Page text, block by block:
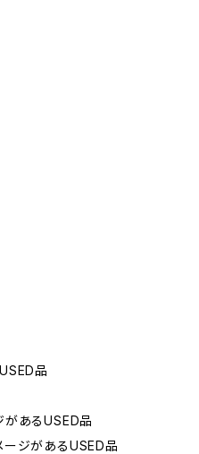
品
があるUSED品
ージがあるUSED品